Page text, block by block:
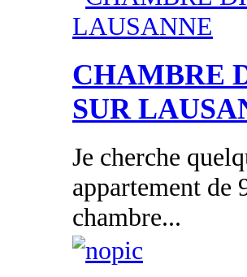
CHAMBRE
SUR
Je cherche
appartement de
chambre...